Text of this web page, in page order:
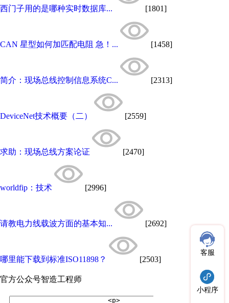
西门子用的是哪种实时数据库... [1801]
CAN 星型如何加匹配电阻 急！... [1458]
简介：现场总线控制信息系统C... [2313]
DeviceNet技术概要（二） [2559]
求助：现场总线方案论证 [2470]
worldfip：技术 [2996]
请教电力线载波方面的基本知... [2692]
哪里能下载到标准ISO11898？ [2503]
官方公众号智造工程师
客服
小程序